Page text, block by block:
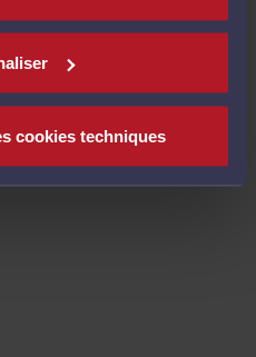
cookies techniques